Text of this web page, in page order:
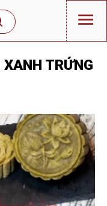
TRỨNG